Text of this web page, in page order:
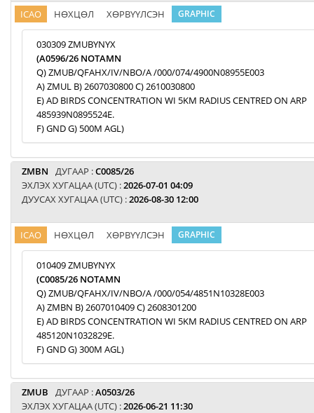
ICAO НӨХЦӨЛ ХӨРВҮҮЛСЭН GRAPHIC
030309 ZMUBYNYX
(A0596/26 NOTAMN
Q) ZMUB/QFAHX/IV/NBO/A /000/074/4900N08955E003
A) ZMUL B) 2607030800 C) 2610030800
E) AD BIRDS CONCENTRATION WI 5KM RADIUS CENTRED ON ARP
485939N0895524E.
F) GND G) 500M AGL)
ZMBN ДУГААР :C0085/26
ЭХЛЭХ ХУГАЦАА (UTC) :2026-07-01 04:09
ДУУСАХ ХУГАЦАА (UTC) :2026-08-30 12:00
ICAO НӨХЦӨЛ ХӨРВҮҮЛСЭН GRAPHIC
010409 ZMUBYNYX
(C0085/26 NOTAMN
Q) ZMUB/QFAHX/IV/NBO/A /000/054/4851N10328E003
A) ZMBN B) 2607010409 C) 2608301200
E) AD BIRDS CONCENTRATION WI 5KM RADIUS CENTRED ON ARP
485120N1032829E.
F) GND G) 300M AGL)
ZMUB ДУГААР :A0503/26
ЭХЛЭХ ХУГАЦАА (UTC) :2026-06-21 11:30